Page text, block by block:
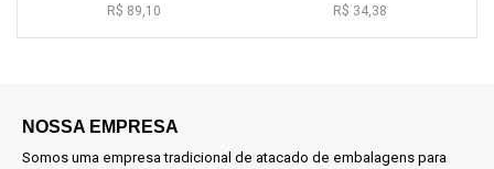
R$ 89,10
R$ 34,38
NOSSA EMPRESA
Somos uma empresa tradicional de atacado de embalagens para